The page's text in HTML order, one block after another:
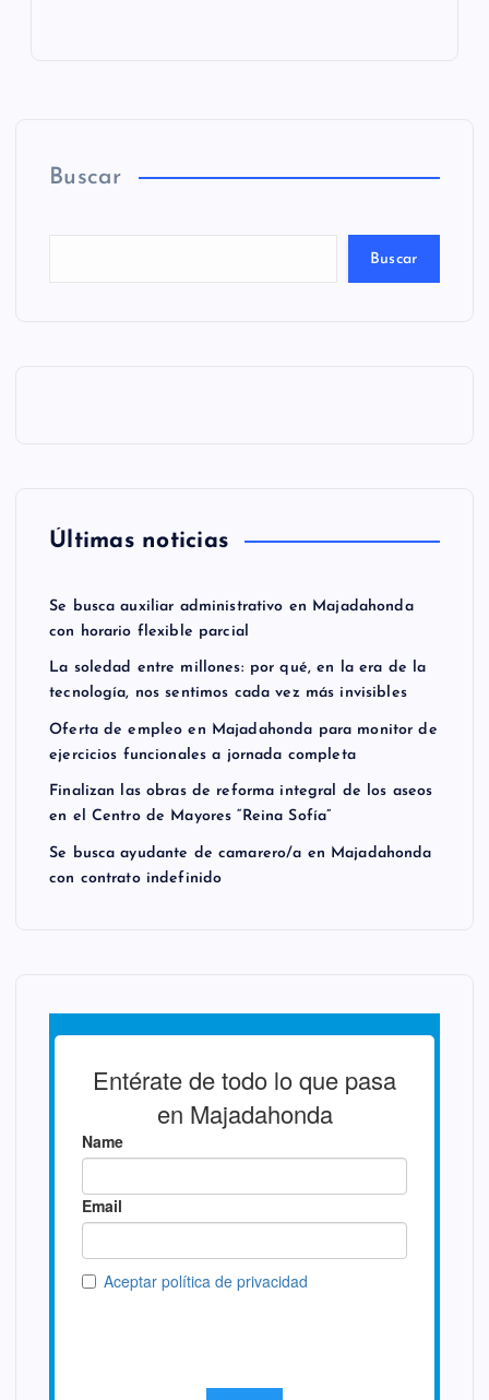
Buscar
Buscar
Últimas noticias
Se busca auxiliar administrativo en Majadahonda
con horario flexible parcial
La soledad entre millones: por qué, en la era de la
tecnología, nos sentimos cada vez más invisibles
Oferta de empleo en Majadahonda para monitor de
ejercicios funcionales a jornada completa
Finalizan las obras de reforma integral de los aseos
en el Centro de Mayores “Reina Sofía”
Se busca ayudante de camarero/a en Majadahonda
con contrato indefinido